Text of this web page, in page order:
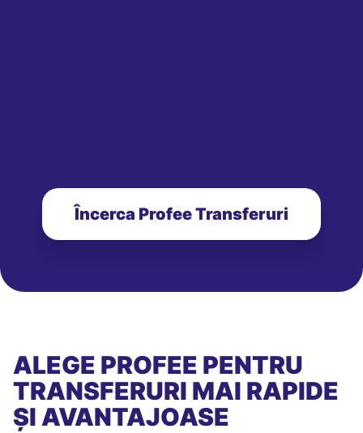
Încerca Profee Transferuri
ALEGE PROFEE PENTRU
TRANSFERURI MAI RAPIDE
ȘI AVANTAJOASE